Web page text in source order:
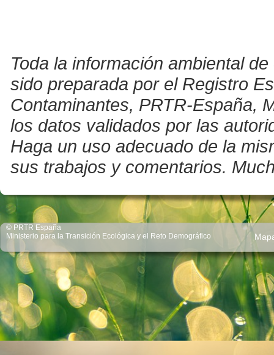
Toda la información ambiental
sido preparada por el Registro
Contaminantes, PRTR-España,
los datos validados por las
Haga un uso adecuado de la
sus trabajos y comentarios.
© PRTR España
Ministerio para la Transición Ecológica y el Reto Demográfico